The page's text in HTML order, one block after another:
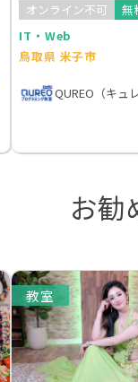
オンライン不可
無
IT・Web
鳥取県 米子市
お勧
教室